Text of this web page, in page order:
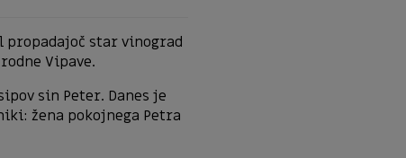
propadajoč star vinograd
Vipave.
sin Peter. Danes je
žena pokojnega Petra